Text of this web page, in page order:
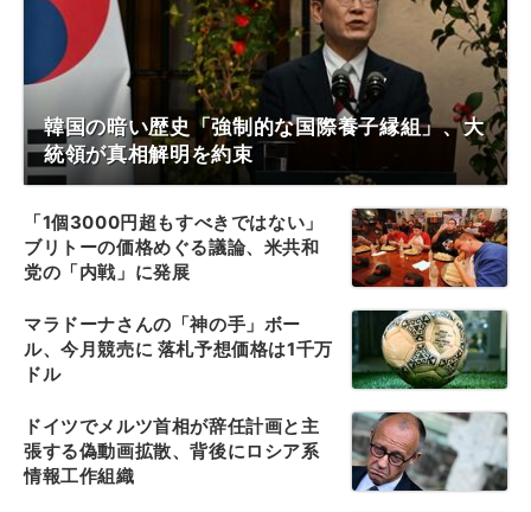
韓国の暗い歴史「強制的な国際養子縁組」、大
統領が真相解明を約束
「1個3000円超もすべきではない」
ブリトーの価格めぐる議論、米共和
党の「内戦」に発展
マラドーナさんの「神の手」ボー
ル、今月競売に 落札予想価格は1千万
ドル
ドイツでメルツ首相が辞任計画と主
張する偽動画拡散、背後にロシア系
情報工作組織